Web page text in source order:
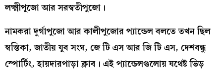
লক্ষ্মীপুজো আর সরস্বতীপুজো।
নামকরা দুর্গাপুজো আর কালীপুজোর প্যান্ডেল বলতে তখন ছিল
স্বস্তিকা, জাতীয় যুব সংঘ, জে টি এস আর জি টি এস, দেশবন্ধু
স্পোর্টিং, হায়দারপাড়া ক্লাব। এই প্যান্ডেলগুলোয় যথেষ্ট ভিড়